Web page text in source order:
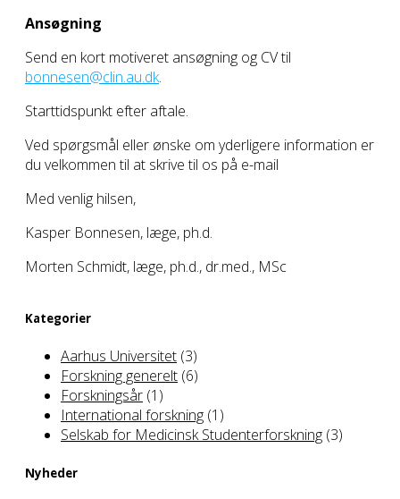
Ansøgning
Send en kort motiveret ansøgning og CV til
bonnesen@clin.au.dk.
Starttidspunkt efter aftale.
Ved spørgsmål eller ønske om yderligere information er
du velkommen til at skrive til os på e-mail
Med venlig hilsen,
Kasper Bonnesen, læge, ph.d.
Morten Schmidt, læge, ph.d., dr.med., MSc
Kategorier
Aarhus Universitet (3)
Forskning generelt (6)
Forskningsår (1)
International forskning (1)
Selskab for Medicinsk Studenterforskning (3)
Nyheder